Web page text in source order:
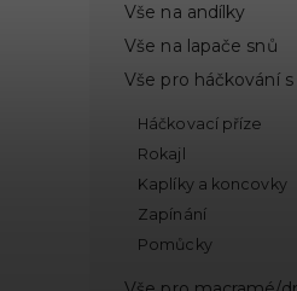
Vše na andílky
Vše na lapače snů
Vše pro háčkování
Háčkovací příze
Rokajl
Kaplíky a koncovky
Zapínání
Pomůcky